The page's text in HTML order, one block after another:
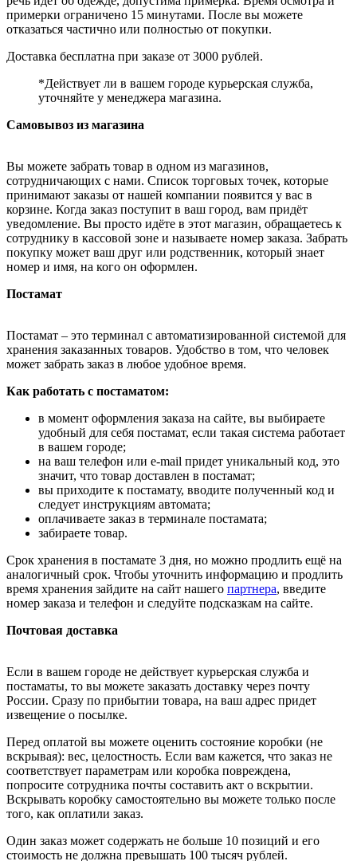
примерки ограничено 15 минутами. После вы можете
отказаться частично или полностью от покупки.
Доставка бесплатна при заказе от 3000 рублей.
*Действует ли в вашем городе курьерская служба,
уточняйте у менеджера магазина.
Самовывоз из магазина
Вы можете забрать товар в одном из магазинов,
сотрудничающих с нами. Список торговых точек, которые
принимают заказы от нашей компании появится у вас в
корзине. Когда заказ поступит в ваш город, вам придёт
уведомление. Вы просто идёте в этот магазин, обращаетесь к
сотруднику в кассовой зоне и называете номер заказа. Забрать
покупку может ваш друг или родственник, который знает
номер и имя, на кого он оформлен.
Постамат
Постамат – это терминал с автоматизированной системой для
хранения заказанных товаров. Удобство в том, что человек
может забрать заказ в любое удобное время.
Как работать с постаматом:
в момент оформления заказа на сайте, вы выбираете
удобный для себя постамат, если такая система работает
в вашем городе;
на ваш телефон или e-mail придет уникальный код, это
значит, что товар доставлен в постамат;
вы приходите к постамату, вводите полученный код и
следует инструкциям автомата;
оплачиваете заказ в терминале постамата;
забираете товар.
Срок хранения в постамате 3 дня, но можно продлить ещё на
аналогичный срок. Чтобы уточнить информацию и продлить
время хранения зайдите на сайт нашего партнера, введите
номер заказа и телефон и следуйте подсказкам на сайте.
Почтовая доставка
Если в вашем городе не действует курьерская служба и
постаматы, то вы можете заказать доставку через почту
России. Сразу по прибытии товара, на ваш адрес придет
извещение о посылке.
Перед оплатой вы можете оценить состояние коробки (не
вскрывая): вес, целостность. Если вам кажется, что заказ не
соответствует параметрам или коробка повреждена,
попросите сотрудника почты составить акт о вскрытии.
Вскрывать коробку самостоятельно вы можете только после
того, как оплатили заказ.
Один заказ может содержать не больше 10 позиций и его
стоимость не должна превышать 100 тысяч рублей.